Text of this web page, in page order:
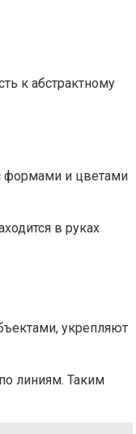
к абстрактному
формами и цветами
в руках
укрепляют
линиям. Таким